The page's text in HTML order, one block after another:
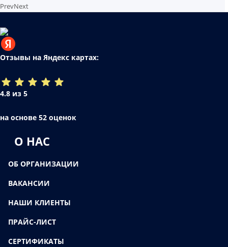
PrevNext
Отзывы на Яндекс картах:
4.8 из 5
на основе 52 оценок
О НАС
ОБ ОРГАНИЗАЦИИ
ВАКАНСИИ
НАШИ КЛИЕНТЫ
ПРАЙС-ЛИСТ
СЕРТИФИКАТЫ